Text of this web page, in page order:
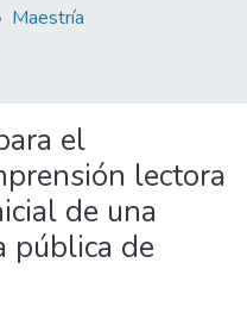
Maestría
el
lectora
de una
pública de